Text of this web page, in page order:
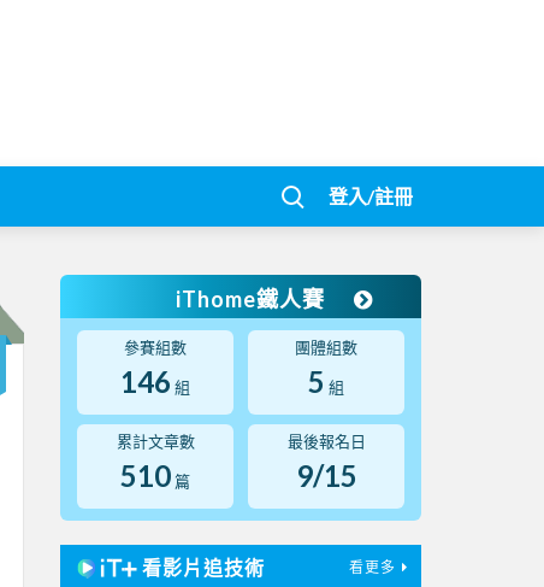
登入/註冊
iThome鐵人賽
參賽組數
146 組
團體組數
5 組
累計文章數
510 篇
最後報名日
9/15
看影片追技術 看更多